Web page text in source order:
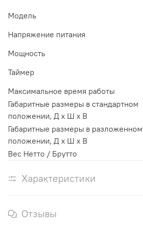
Модель
Напряжение питания
Мощность
Таймер
Максимальное время работы
Габаритные размеры в стандартном
положении, Д х Ш х В
Габаритные размеры в разложенном
положении, Д х Ш х В
Вес Нетто / Брутто
Характеристики
Отзывы